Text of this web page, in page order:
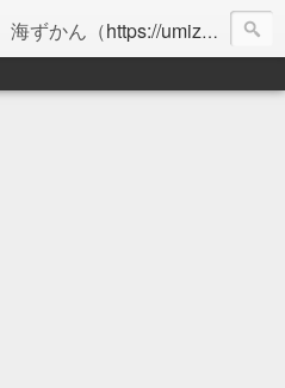
海ずかん（https://umizukan.com